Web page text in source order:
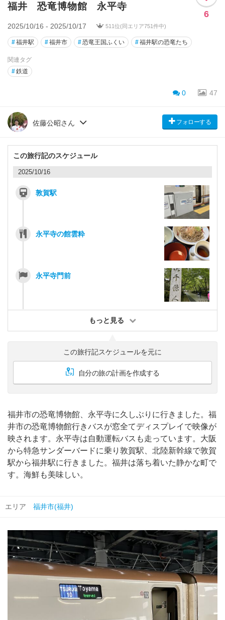
福井 恐竜博物館 永平寺
6
2025/10/16 - 2025/10/17 511位(同エリア751件中)
#福井駅 #福井市 #恐竜王国ふくい #福井駅の恐竜たち
関連タグ
#鉄道
0 47
佐藤公昭さん フォローする
この旅行記のスケジュール
2025/10/16
敦賀駅
永平寺の館雲粋
永平寺門前
もっと見る
この旅行記スケジュールを元に
自分の旅の計画を作成する
福井市の恐竜博物館、永平寺に久しぶりに行きました。福
井市の恐竜博物館行きバスが窓全てディスプレイで映像が
映されます。永平寺は自動運転バスも走っています。大阪
から特急サンダーバードに乗り敦賀駅、北陸新幹線で敦賀
駅から福井駅に行きました。福井は落ち着いた静かな町で
す。海鮮も美味しい。
エリア 福井市(福井)